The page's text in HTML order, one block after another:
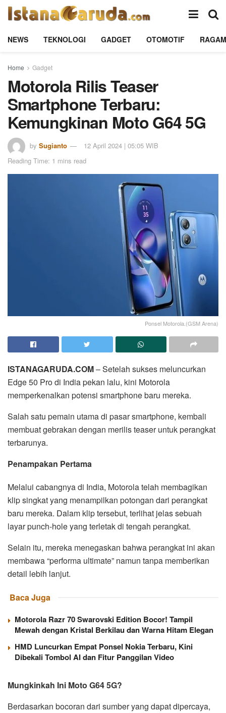
NEWS TEKNOLOGI GADGET OTOMOTIF RAGAM
Home Gadget
Motorola Rilis Teaser
Smartphone Terbaru:
Kemungkinan Moto G64 5G
by Sugianto
12 April 2024 | 05:05 WIB
Reading Time: 1 mins read
Ponsel Motorola.(GSM Arena)
ISTANAGARUDA.COM– Setelah sukses meluncurkan
Edge 50 Pro di India pekan lalu, kini Motorola
memperkenalkan potensi smartphone baru mereka.
Salah satu pemain utama di pasar smartphone, kembali
membuat gebrakan dengan merilis teaser untuk perangkat
terbarunya.
Penampakan Pertama
Melalui cabangnya di India, Motorola telah membagikan
klip singkat yang menampilkan potongan dari perangkat
baru mereka. Dalam klip tersebut, terlihat jelas sebuah
layar punch-hole yang terletak di tengah perangkat.
Selain itu, mereka menegaskan bahwa perangkat ini akan
membawa “performa ultimate” namun tanpa memberikan
detail lebih lanjut.
Baca Juga
Motorola Razr 70 Swarovski Edition Bocor! Tampil
Mewah dengan Kristal Berkilau dan Warna Hitam Elegan
HMD Luncurkan Empat Ponsel Nokia Terbaru, Kini
Dibekali Tombol AI dan Fitur Panggilan Video
Mungkinkah Ini Moto G64 5G?
Berdasarkan bocoran dari sumber yang dapat dipercaya,